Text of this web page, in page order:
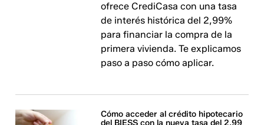
ofrece CrediCasa con una tasa
de interés histórica del 2,99%
para financiar la compra de la
primera vivienda. Te explicamos
paso a paso cómo aplicar.
Cómo acceder al crédito hipotecario